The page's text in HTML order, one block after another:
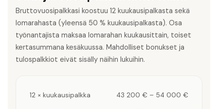
Bruttovuosipalkkasi koostuu 12 kuukausipalkasta sekä
lomarahasta (yleensä 50 % kuukausipalkasta). Osa
työnantajista maksaa lomarahan kuukausittain, toiset
kertasummana kesäkuussa. Mahdolliset bonukset ja
tulospalkkiot eivät sisälly näihin lukuihin.
12 × kuukausipalkka 43 200 € – 54 000 €